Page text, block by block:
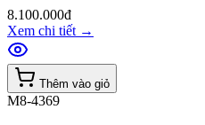
8.100.000đ
Xem chi tiết →
Thêm vào giỏ
M8-4369